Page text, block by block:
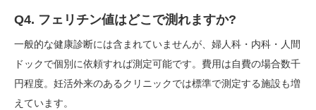
Q4. フェリチン値はどこで測れますか?
一般的な健康診断には含まれていませんが、婦人科・内科・人間
ドックで個別に依頼すれば測定可能です。費用は自費の場合数千
円程度。妊活外来のあるクリニックでは標準で測定する施設も増
えています。